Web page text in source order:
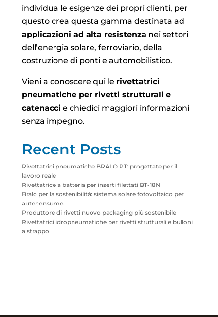
individua le esigenze dei propri clienti, per
questo crea questa gamma destinata ad
applicazioni ad alta resistenza nei settori
dell’energia solare, ferroviario, della
costruzione di ponti e automobilistico.
Vieni a conoscere qui le rivettatrici
pneumatiche per rivetti strutturali e
catenacci e chiedici maggiori informazioni
senza impegno.
Recent Posts
Rivettatrici pneumatiche BRALO PT: progettate per il
lavoro reale
Rivettatrice a batteria per inserti filettati BT-18N
Bralo per la sostenibilità: sistema solare fotovoltaico per
autoconsumo
Produttore di rivetti nuovo packaging più sostenibile
Rivettatrici idropneumatiche per rivetti strutturali e bulloni
a strappo